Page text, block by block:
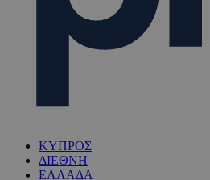
ΚΥΠΡΟΣ
ΔΙΕΘΝΗ
ΕΛΛΑΔΑ